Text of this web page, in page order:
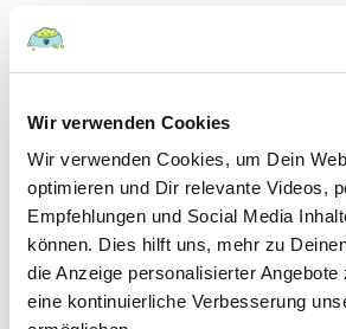
Wir verwenden Cookies
Wir verwenden Cookies, um Dein
optimieren und Dir relevante Videos,
Empfehlungen und Social Media
können. Dies hilft uns, mehr zu
die Anzeige personalisierter Angebote
eine kontinuierliche Verbesserung
Katzen
Hunde
Katzen
Tierkrankheiten